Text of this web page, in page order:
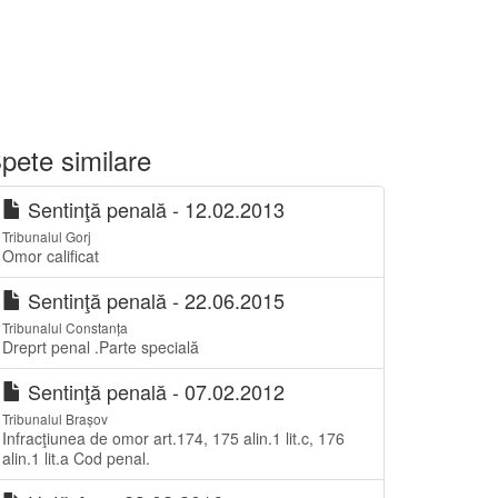
similare
Sentinţă penală - 12.02.2013
Tribunalul Gorj
Omor calificat
Sentinţă penală - 22.06.2015
Tribunalul Constanța
Dreprt penal .Parte specială
Sentinţă penală - 07.02.2012
Tribunalul Brașov
Infracţiunea de omor art.174, 175 alin.1 lit.c, 176
alin.1 lit.a Cod penal.